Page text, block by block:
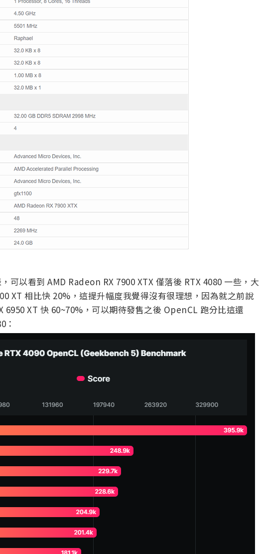
可以看到 AMD Radeon RX 7900 XTX 僅落後 RTX 4080 一些，大
XT 相比快 20%，這提升幅度我覺得沒有很理想，因為就之前說
6950 XT 快 60~70%，可以期待發售之後 OpenCL 跑分比這還
：